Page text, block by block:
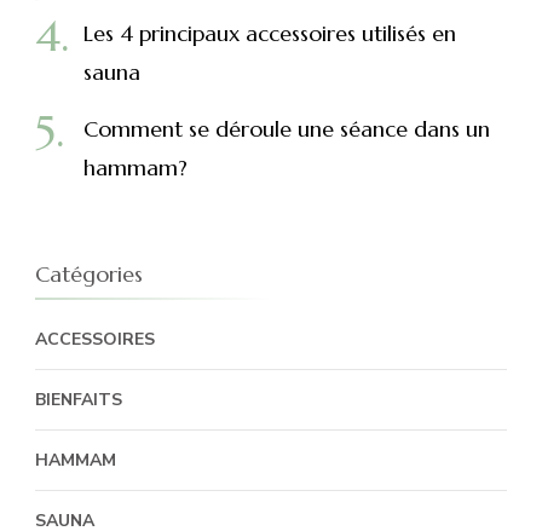
Les 4 principaux accessoires utilisés en
sauna
Comment se déroule une séance dans un
hammam?
Catégories
ACCESSOIRES
BIENFAITS
HAMMAM
SAUNA